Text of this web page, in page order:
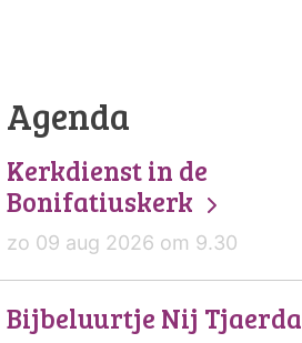
Agenda
Kerkdienst in de
Bonifatiuskerk
zo 09 aug 2026 om 9.30
Bijbeluurtje Nij Tjaerda